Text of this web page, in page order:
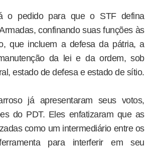
o pedido para que o STF defina
confinando suas funções às
que incluem a defesa da pátria, a
da lei e da ordem, sob
estado de defesa e estado de sítio.
já apresentaram seus votos,
do PDT. Eles enfatizaram que as
como um intermediário entre os
para interferir em seu